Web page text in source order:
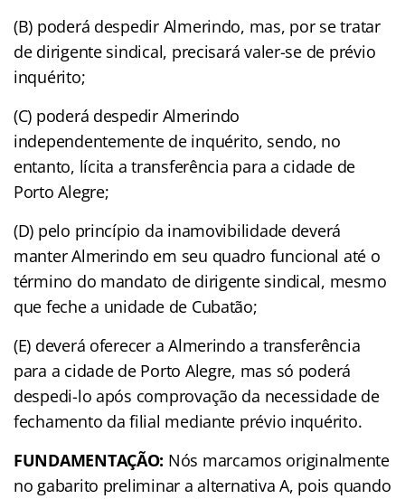
(B) poderá despedir Almerindo, mas, por se tratar
de dirigente sindical, precisará valer-se de prévio
inquérito;
(C) poderá despedir Almerindo
independentemente de inquérito, sendo, no
entanto, lícita a transferência para a cidade de
Porto Alegre;
(D) pelo princípio da inamovibilidade deverá
manter Almerindo em seu quadro funcional até o
término do mandato de dirigente sindical, mesmo
que feche a unidade de Cubatão;
(E) deverá oferecer a Almerindo a transferência
para a cidade de Porto Alegre, mas só poderá
despedi-lo após comprovação da necessidade de
fechamento da filial mediante prévio inquérito.
FUNDAMENTAÇÃO: Nós marcamos originalmente
no gabarito preliminar a alternativa A, pois quando